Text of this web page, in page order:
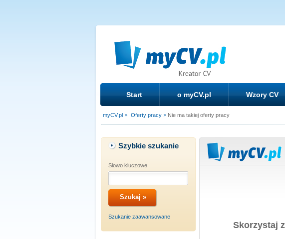
Start o myCV.pl Wzory CV
myCV.pl Oferty pracy Nie ma takiej oferty pracy
Szybkie szukanie
Słowo kluczowe
Szukanie zaawansowane
Skorzystaj